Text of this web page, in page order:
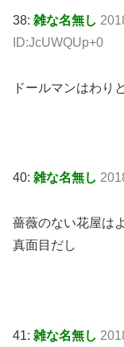
38: 雑な名無し
ID:JcUWQUp+0
ドールマンはわり
40: 雑な名無し
薔薇のない花屋は
真面目だし
41: 雑な名無し